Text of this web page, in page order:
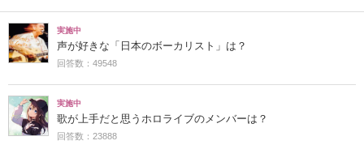
実施中
声が好きな「日本のボーカリスト」は？
回答数：49548
実施中
歌が上手だと思うホロライブのメンバーは？
回答数：23888